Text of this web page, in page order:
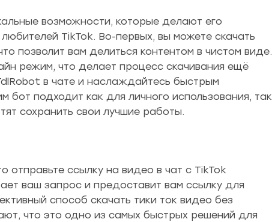
возможности, которые делают его
TikTok. Во-первых, вы можете скачать
позволит вам делиться контентом в чистом виде.
режим, что делает процесс скачивания ещё
в чате и наслаждайтесь быстрым
бот подходит как для личного использования, так
сохранить свои лучшие работы.
отправьте ссылку на видео в чат с TikTok
ваш запрос и предоставит вам ссылку для
способ скачать тики ток видео без
что это одно из самых быстрых решений для